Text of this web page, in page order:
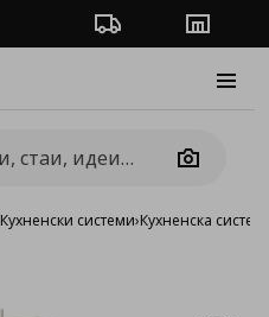
Проследяване на
Camera
Кухненски системи›Кухненска